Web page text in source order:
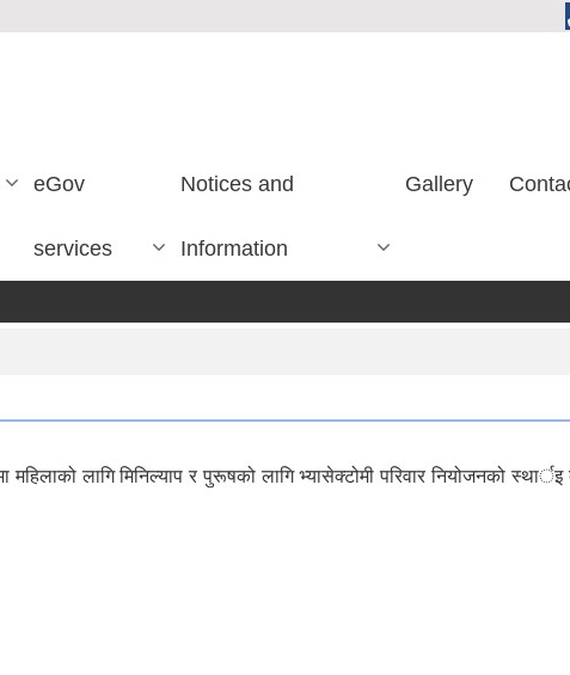
eGov
services
Notices and
Information
Gallery
महिलाको लागि मिनिल्याप र पुरूषको लागि भ्यासेक्टोमी परिवार नियोजनको